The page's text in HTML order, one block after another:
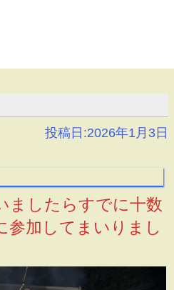
投稿日:2026年1月3日
ましたらすでに十数
参加してまいりまし